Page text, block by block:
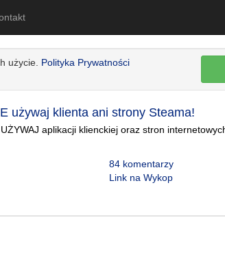
użycie. Polityka Prywatności
używaj klienta ani strony Steama!
aplikacji klienckiej oraz stron
84 komentarzy
Link na Wykop